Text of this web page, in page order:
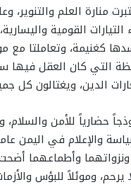
منارة العلم والتنوير،
القومية
كغنيمة، وتعاملتا مع
التي كان العقل فيها
الدين، ويغتالون كل
حضارياً للأمن
والإعلام في
وأطماعهما
وموئلاً للبؤس